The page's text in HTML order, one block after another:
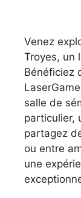
Venez
Troyes, un
Bénéficiez
salle de
particulier,
partagez
ou entre
une